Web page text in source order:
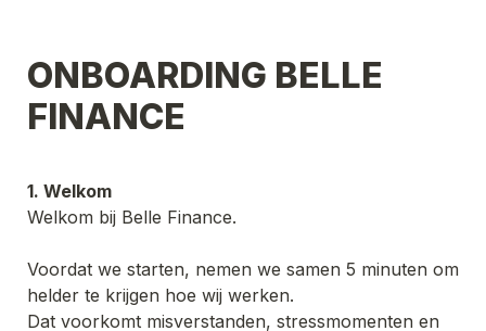
ONBOARDING BELLE
FINANCE
1. Welkom
Welkom bij Belle Finance.
Voordat we starten, nemen we samen 5 minuten om
helder te krijgen hoe wij werken.
Dat voorkomt misverstanden, stressmomenten en